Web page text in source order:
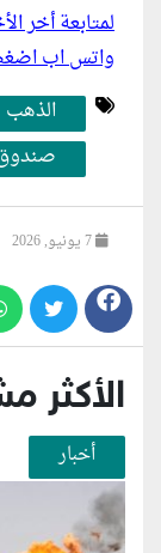
لمتابعة أخر
واتس اب
الذهب
صندوق
الأكثر
أخبار